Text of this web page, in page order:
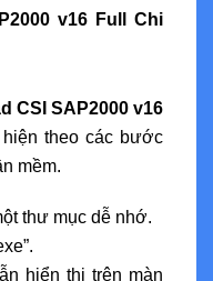
v16 Full Chi
CSI SAP2000 v16
theo các bước
mềm.
thư mục dễ nhớ.
hiển thị trên màn